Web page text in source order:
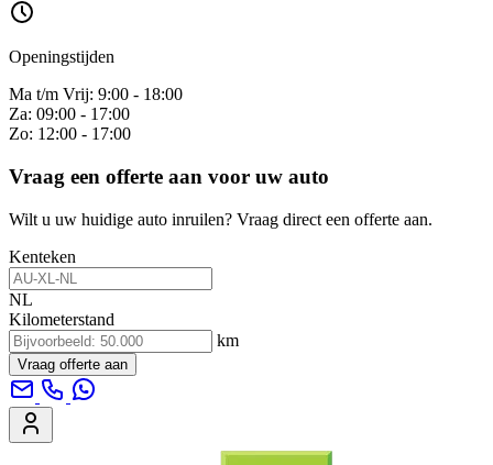
Openingstijden
Ma t/m Vrij: 9:00 - 18:00
Za: 09:00 - 17:00
Zo: 12:00 - 17:00
Vraag een offerte aan voor uw auto
Wilt u uw huidige auto inruilen? Vraag direct een offerte aan.
Kenteken
NL
Kilometerstand
km
Vraag offerte aan